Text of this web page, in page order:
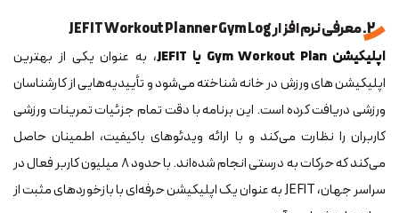
2. معرفی نرم افزار JEFIT Workout Planner Gym Log
اپلیکیشن Gym Workout Plan یا JEFIT
، به عنوان یکی از بهترین
اپلیکیشن های ورزش در خانه شناخته می‌شود و تأییدیه‌هایی از کارشناسان
ورزشی دریافت کرده است. این برنامه با دقت تمام جزئیات تمرینات ورزشی
کاربران را نظارت می‌کند و با ارائه ویدئوهای باکیفیت، اطمینان حاصل
می‌کند که حرکات به درستی انجام شده‌اند. با حدود ۸ میلیون کاربر فعال در
سراسر جهان، JEFIT به عنوان یک اپلیکیشن حرفه‌ای با بازخوردهای مثبت از